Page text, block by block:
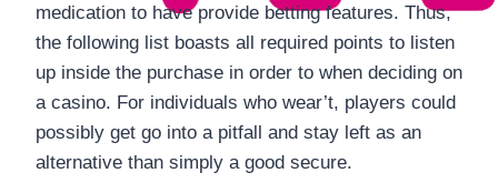
medication to have provide betting features. Thus,
the following list boasts all required points to listen
up inside the purchase in order to when deciding on
a casino. For individuals who wear’t, players could
possibly get go into a pitfall and stay left as an
alternative than simply a good secure.